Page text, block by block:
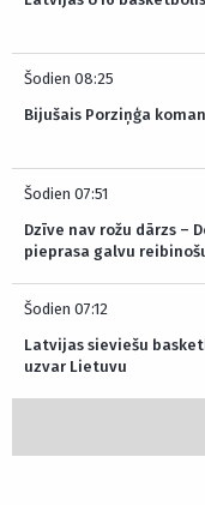
Šodien 08:25
Bijušais Porziņģa
Šodien 07:51
Dzīve nav rožu dārzs –
pieprasa galvu
Šodien 07:12
Latvijas sieviešu
uzvar Lietuvu